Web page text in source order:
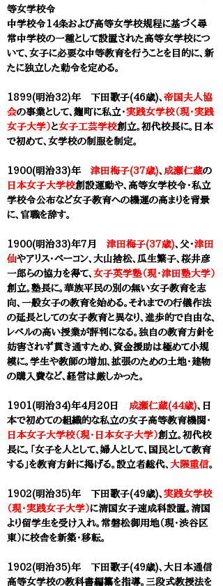
等女学校令
中学校令14条および高等女学校規程に基づく尋
常中学校の一種として設置された高等女学校につ
いて、女子に必要な中等教育を行うことを目的に、新
たに独立した勅令を定める​。
1899(明治32)年 下田歌子(46歳)、 帝国夫人協
会の事業として、麹町に私立・実践女学校（現・実践
女子大学）と女子工芸学校創立。初代校長に。日本
で初めて、女学校の制服を制定。
1900(明治33)年 津田梅子(37歳)、 成瀬仁蔵の
日本女子大学校創設運動や、高等女学校令・私立
学校令公布など女子教育への機運の高まりを背景
に、官職を辞す。
1900(明治33)年7月 津田梅子(37歳)、父・津田
仙やアリス・ベーコン、大山捨松、瓜生繁子、桜井彦
一郎らの協力を得て、 女子英学塾（現・津田塾大学）
創立。塾長に。華族平民の別の無い女子教育を志
向、一般女子の教育を始める。それまでの行儀作法
の延長としての女子教育と異なり、進歩的で自由な、
レベルの高い授業が評判になる。独自の教育方針を
妨害されず貫き通すため、資金援助は極めて小規
模に。学生や教師の増加、拡張のための土地・建物
の購入費など、経営は厳しかった。
1901(明治34)年4月20日 成瀬仁蔵(44歳)、日
本で初めての組織的な私立の女子高等教育機関・
日本女子大学校（現・日本女子大学）創立。初代校
長に。「女子を人として、婦人として、国民として教育
する」を教育方針に掲げる。設立者総代、 大隈重信。
1902(明治35)年 下田歌子(49歳)、 実践女学校
（現・実践女子大学）に清国女子速成科設置。清国
より留学生を受け入れ。常磐松御用地（現・渋谷区
東）に校舎を新築・移転。
1902(明治35)年 下田歌子(49歳)、大日本通信
高等女学校の教科書編纂を指導。三段式教授法を